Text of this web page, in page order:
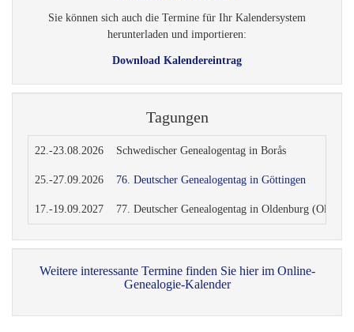
Sie können sich auch die Termine für Ihr Kalendersystem
herunterladen und importieren:
Download Kalendereintrag
Tagungen
22.-23.08.2026 Schwedischer Genealogentag in Borås
25.-27.09.2026 76. Deutscher Genealogentag in Göttingen
17.-19.09.2027 77. Deutscher Genealogentag in Oldenburg
Weitere interessante Termine finden Sie hier im Online-
Genealogie-Kalender